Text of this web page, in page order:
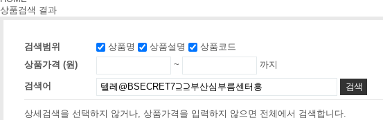
상품검색 결과
검색범위 상품명 상품설명
상품코드
상품가격 (원)
~ 까지
검색어
상세검색을 선택하지 않거나, 상품가격을 입력하지 않으면 전체에서 검색합니다.